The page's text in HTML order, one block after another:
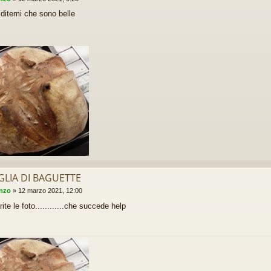
che sono belle
DI BAGUETTE
» 12 marzo 2021, 12:00
le foto............che succede help